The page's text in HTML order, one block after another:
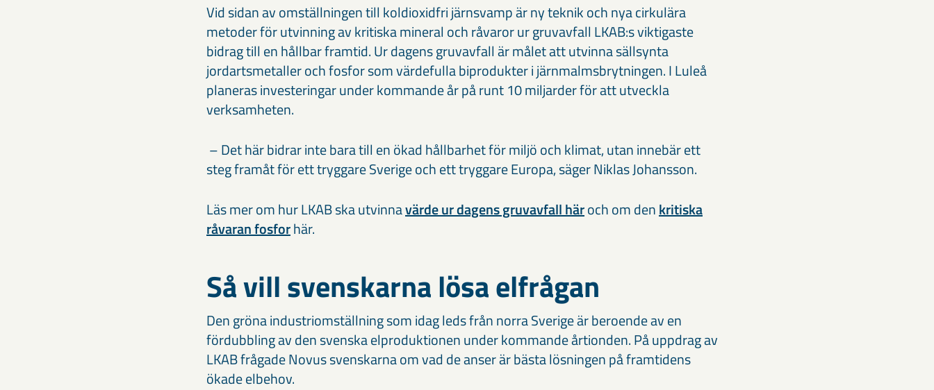
Vid sidan av omställningen till koldioxidfri järnsvamp är ny teknik och nya cirkulära
metoder för utvinning av kritiska mineral och råvaror ur gruvavfall LKAB:s viktigaste
bidrag till en hållbar framtid. Ur dagens gruvavfall är målet att utvinna sällsynta
jordartsmetaller och fosfor som värdefulla biprodukter i järnmalmsbrytningen. I Luleå
planeras investeringar under kommande år på runt 10 miljarder för att utveckla
verksamheten.
– Det här bidrar inte bara till en ökad hållbarhet för miljö och klimat, utan innebär ett
steg framåt för ett tryggare Sverige och ett tryggare Europa, säger Niklas Johansson.
Läs mer om hur LKAB ska utvinnavärde ur dagens gruvavfall häroch om denkritiska
råvaran fosforhär.
Så vill svenskarna lösa elfrågan
Den gröna industriomställning som idag leds från norra Sverige är beroende av en
fördubbling av den svenska elproduktionen under kommande årtionden. På uppdrag av
LKAB frågade Novus svenskarna om vad de anser är bästa lösningen på framtidens
ökade elbehov.